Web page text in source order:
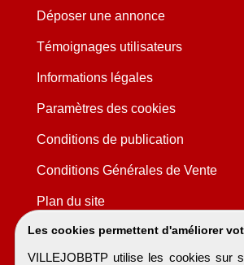
Les cookies permettent d'améliorer
VILLEJOBBTP utilise les cookies sur
Déposer une annonce
Témoignages utilisateurs
Informations légales
Paramètres des cookies
Conditions de publication
Conditions Générales de Vente
Plan du site